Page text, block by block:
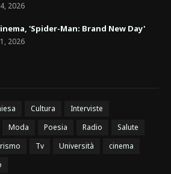
2026
'Spider-Man: Brand New Day'
2026
Cultura
Interviste
Moda Poesia Radio
Salute
Tv Università
cinema